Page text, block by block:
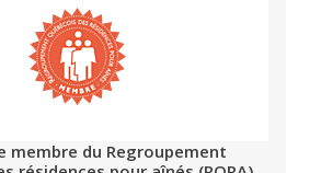
membre du Regroupement